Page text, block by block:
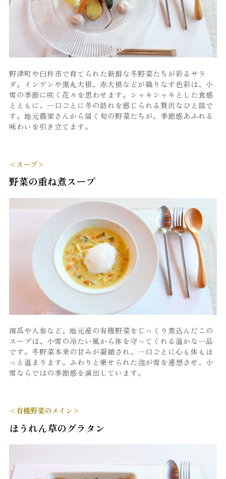
野津町や臼杵市で育てられた新鮮な冬野菜たちが彩るサラ
ダ。インゲンや黒丸大根、赤大根などが織りなす色彩は、小
雪の季節に咲く花々を思わせます。シャキシャキとした食感
とともに、一口ごとに冬の訪れを感じられる贅沢なひと皿で
す。地元農家さんから届く旬の野菜たちが、季節感あふれる
味わいを引き立てます。
<スープ>
野菜の重ね煮スープ
南瓜や人参など、地元産の有機野菜をじっくり煮込んだこの
スープは、小雪の冷たい風から体を守ってくれる温かな一品
です。冬野菜本来の甘みが凝縮され、一口ごとに心も体もほ
っと温まります。ふわりと乗せられた泡が雪を連想させ、小
雪ならではの季節感を演出しています。
<有機野菜のメイン>
ほうれん草のグラタン